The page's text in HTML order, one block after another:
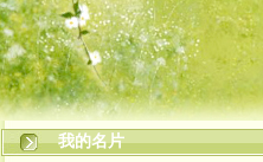
我的名片